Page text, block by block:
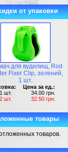
от упаковки
для вудилищ, Rod
Fixer Clip, зелений,
1 шт.
Цена за ед.:
1 шт.
34.00 грн.
2 шт.
32.50 грн.
товары
товаров.